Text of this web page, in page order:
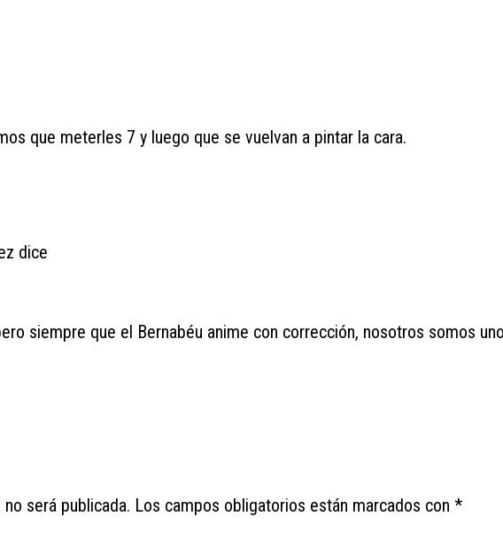
que meterles 7 y luego que se vuelvan a pintar la cara.
dice
siempre que el Bernabéu anime con corrección, nosotros somos
será publicada. Los campos obligatorios están marcados con *